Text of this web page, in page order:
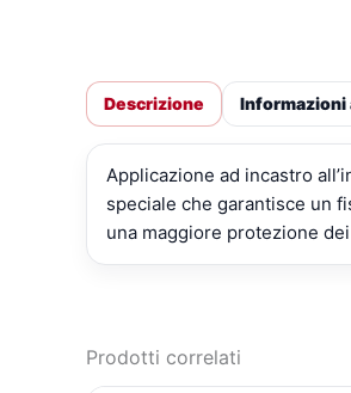
Descrizione Informazioni
Applicazione ad incastro
speciale che garantisce un
una maggiore protezione
Prodotti correlati